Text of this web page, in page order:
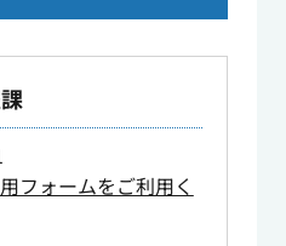
フォームをご利用く